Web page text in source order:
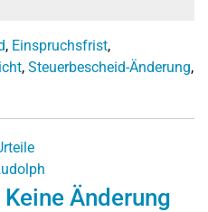
, Einspruchsfrist,
, Steuerbescheid-Änderung,
Änderung